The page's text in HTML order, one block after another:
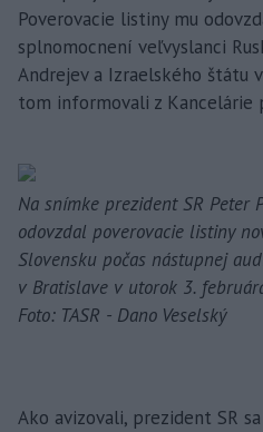
Poverovacie listiny mu
splnomocnení veľvyslanci
Andrejev a Izraelského štátu v
tom informovali z Kancelárie
Na snímke prezident SR Peter
odovzdal poverovacie listiny
Slovensku počas nástupnej
v Bratislave v utorok 3.
Foto: TASR - Dano Veselský
Ako avizovali, prezident SR